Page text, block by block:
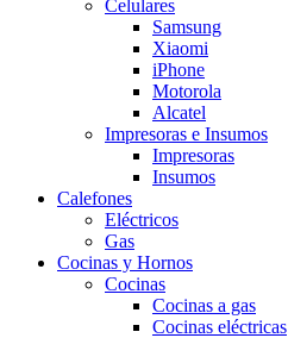
Celulares
Samsung
Xiaomi
iPhone
Motorola
Alcatel
Impresoras e Insumos
Impresoras
Insumos
Calefones
Eléctricos
Gas
Cocinas y Hornos
Cocinas
Cocinas a gas
Cocinas eléctricas